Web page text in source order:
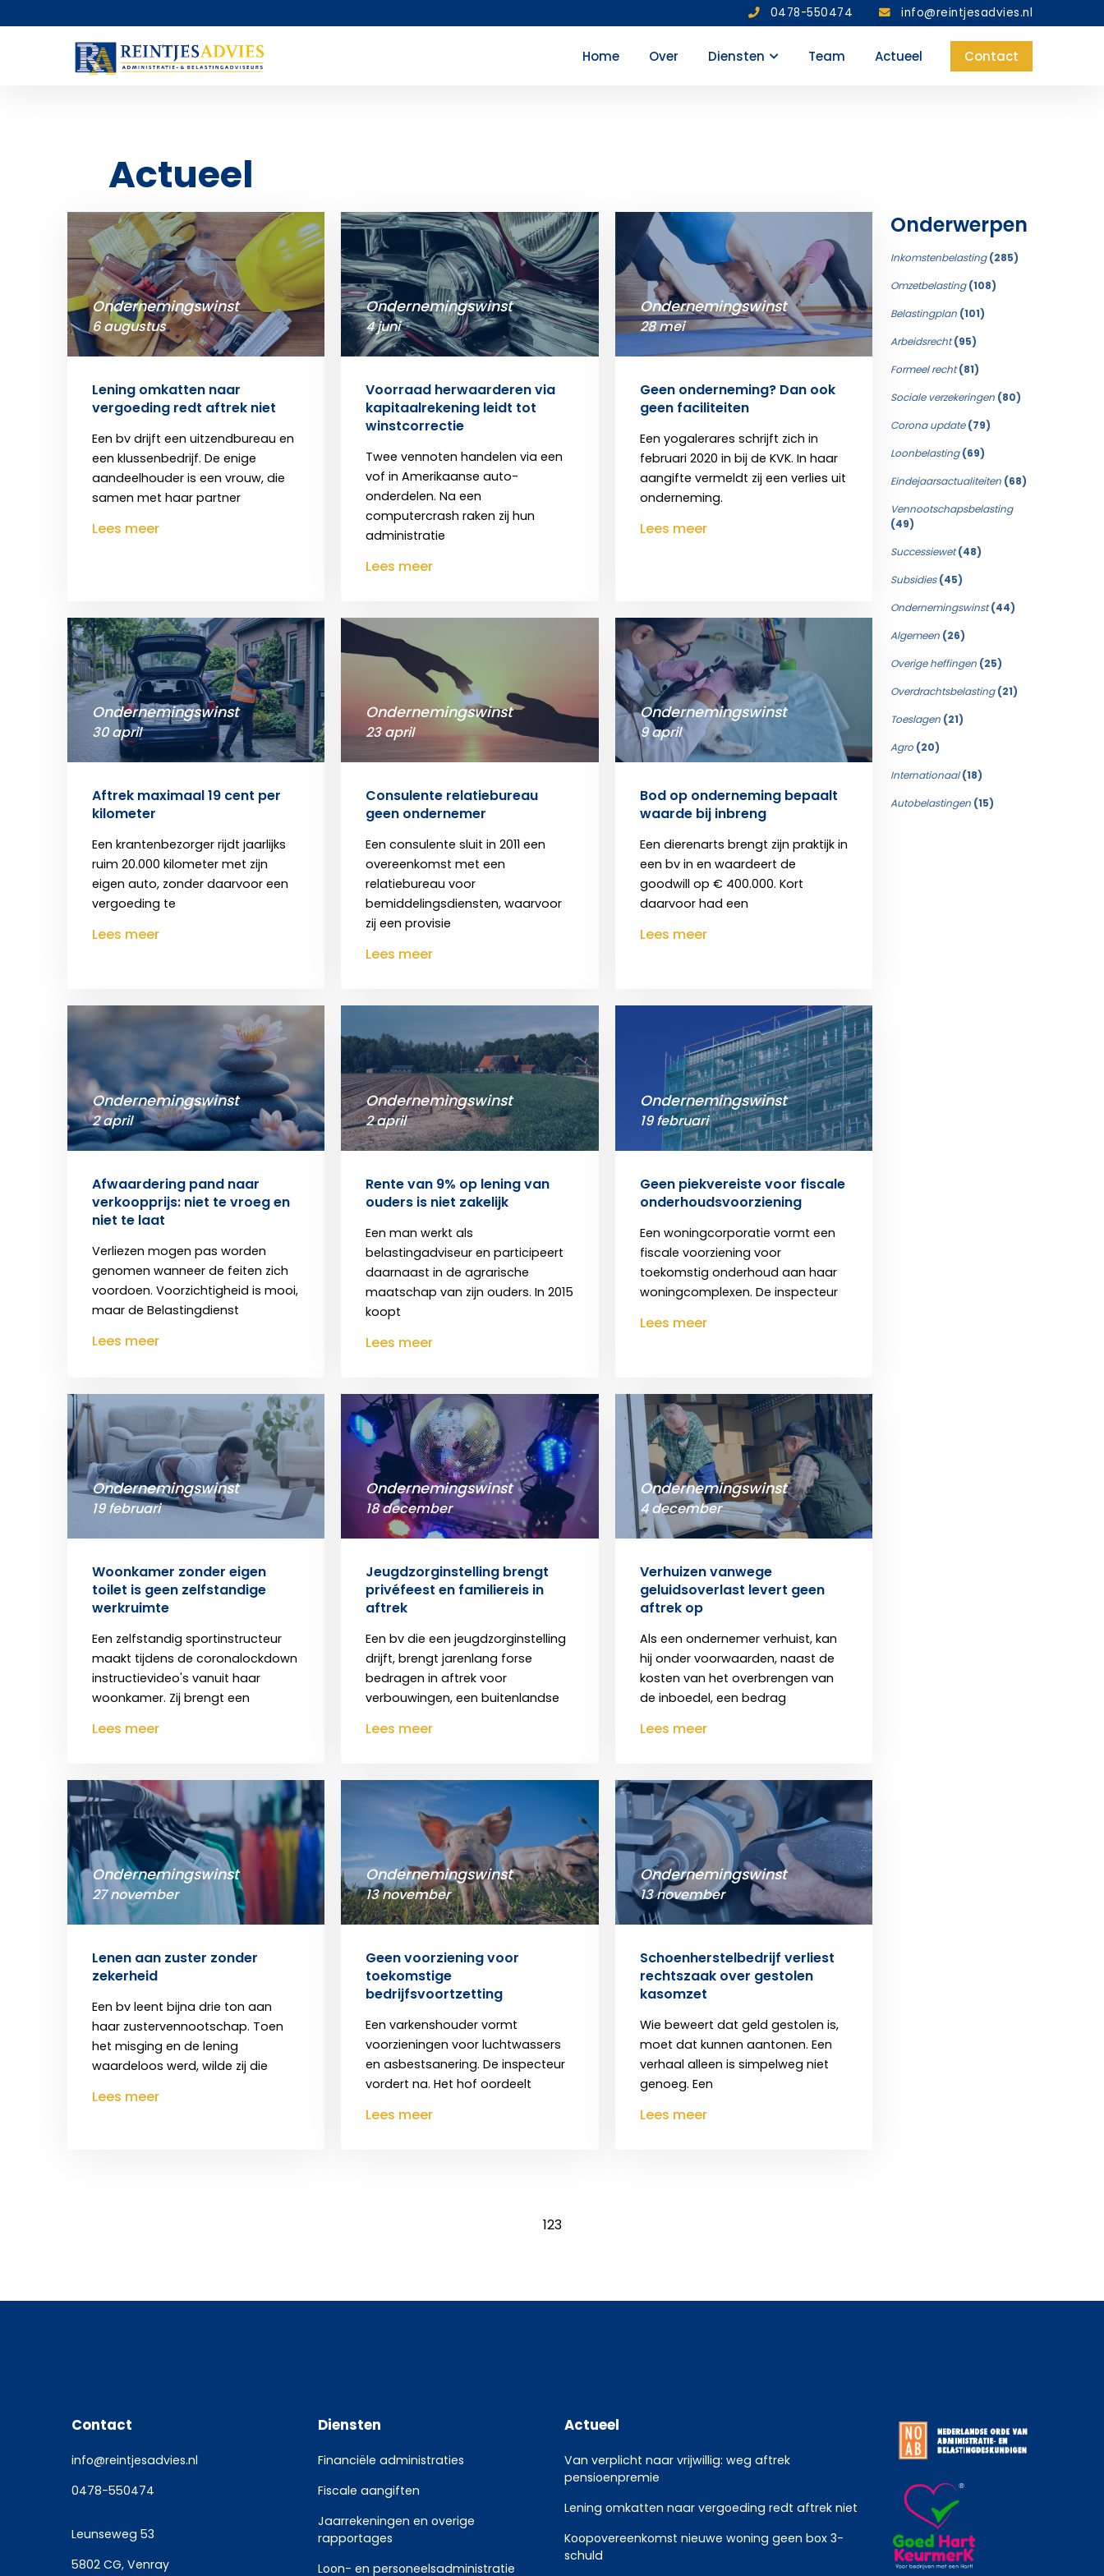
0478-550474 info@reintjesadvies.nl
Home Over Diensten Team Actueel Contact
Actueel
Ondernemingswinst
6 augustus
Lening omkatten naar
vergoeding redt aftrek niet
Een bv drijft een uitzendbureau en
een klussenbedrijf. De enige
aandeelhouder is een vrouw, die
samen met haar partner
Lees meer
Ondernemingswinst
4 juni
Voorraad herwaarderen via
kapitaalrekening leidt tot
winstcorrectie
Twee vennoten handelen via een
vof in Amerikaanse auto-
onderdelen. Na een
computercrash raken zij hun
administratie
Lees meer
Ondernemingswinst
28 mei
Geen onderneming? Dan ook
geen faciliteiten
Een yogalerares schrijft zich in
februari 2020 in bij de KVK. In haar
aangifte vermeldt zij een verlies uit
onderneming.
Lees meer
Ondernemingswinst
30 april
Aftrek maximaal 19 cent per
kilometer
Een krantenbezorger rijdt jaarlijks
ruim 20.000 kilometer met zijn
eigen auto, zonder daarvoor een
vergoeding te
Lees meer
Ondernemingswinst
23 april
Consulente relatiebureau
geen ondernemer
Een consulente sluit in 2011 een
overeenkomst met een
relatiebureau voor
bemiddelingsdiensten, waarvoor
zij een provisie
Lees meer
Ondernemingswinst
9 april
Bod op onderneming bepaalt
waarde bij inbreng
Een dierenarts brengt zijn praktijk in
een bv in en waardeert de
goodwill op € 400.000. Kort
daarvoor had een
Lees meer
Ondernemingswinst
2 april
Afwaardering pand naar
verkoopprijs: niet te vroeg en
niet te laat
Verliezen mogen pas worden
genomen wanneer de feiten zich
voordoen. Voorzichtigheid is mooi,
maar de Belastingdienst
Lees meer
Ondernemingswinst
2 april
Rente van 9% op lening van
ouders is niet zakelijk
Een man werkt als
belastingadviseur en participeert
daarnaast in de agrarische
maatschap van zijn ouders. In 2015
koopt
Lees meer
Ondernemingswinst
19 februari
Geen piekvereiste voor fiscale
onderhoudsvoorziening
Een woningcorporatie vormt een
fiscale voorziening voor
toekomstig onderhoud aan haar
woningcomplexen. De inspecteur
Lees meer
Ondernemingswinst
19 februari
Woonkamer zonder eigen
toilet is geen zelfstandige
werkruimte
Een zelfstandig sportinstructeur
maakt tijdens de coronalockdown
instructievideo's vanuit haar
woonkamer. Zij brengt een
Lees meer
Ondernemingswinst
18 december
Jeugdzorginstelling brengt
privéfeest en familiereis in
aftrek
Een bv die een jeugdzorginstelling
drijft, brengt jarenlang forse
bedragen in aftrek voor
verbouwingen, een buitenlandse
Lees meer
Ondernemingswinst
4 december
Verhuizen vanwege
geluidsoverlast levert geen
aftrek op
Als een ondernemer verhuist, kan
hij onder voorwaarden, naast de
kosten van het overbrengen van
de inboedel, een bedrag
Lees meer
Ondernemingswinst
27 november
Lenen aan zuster zonder
zekerheid
Een bv leent bijna drie ton aan
haar zustervennootschap. Toen
het misging en de lening
waardeloos werd, wilde zij die
Lees meer
Ondernemingswinst
13 november
Geen voorziening voor
toekomstige
bedrijfsvoortzetting
Een varkenshouder vormt
voorzieningen voor luchtwassers
en asbestsanering. De inspecteur
vordert na. Het hof oordeelt
Lees meer
Ondernemingswinst
13 november
Schoenherstelbedrijf verliest
rechtszaak over gestolen
kasomzet
Wie beweert dat geld gestolen is,
moet dat kunnen aantonen. Een
verhaal alleen is simpelweg niet
genoeg. Een
Lees meer
123
Onderwerpen
Inkomstenbelasting(285)
Omzetbelasting(108)
Belastingplan (101)
Arbeidsrecht(95)
Formeel recht(81)
Sociale verzekeringen (80)
Corona update(79)
Loonbelasting(69)
Eindejaarsactualiteiten (68)
Vennootschapsbelasting
(49)
Successiewet(48)
Subsidies(45)
Ondernemingswinst(44)
Algemeen (26)
Overige heffingen (25)
Overdrachtsbelasting(21)
Toeslagen (21)
Agro (20)
Internationaal(18)
Autobelastingen (15)
Contact
info@reintjesadvies.nl
0478-550474
Leunseweg 53
5802 CG, Venray
Diensten
Financiële administraties
Fiscale aangiften
Jaarrekeningen en overige
rapportages
Loon- en personeelsadministratie
Actueel
Van verplicht naar vrijwillig: weg aftrek
pensioenpremie
Lening omkatten naar vergoeding redt aftrek niet
Koopovereenkomst nieuwe woning geen box 3-
schuld